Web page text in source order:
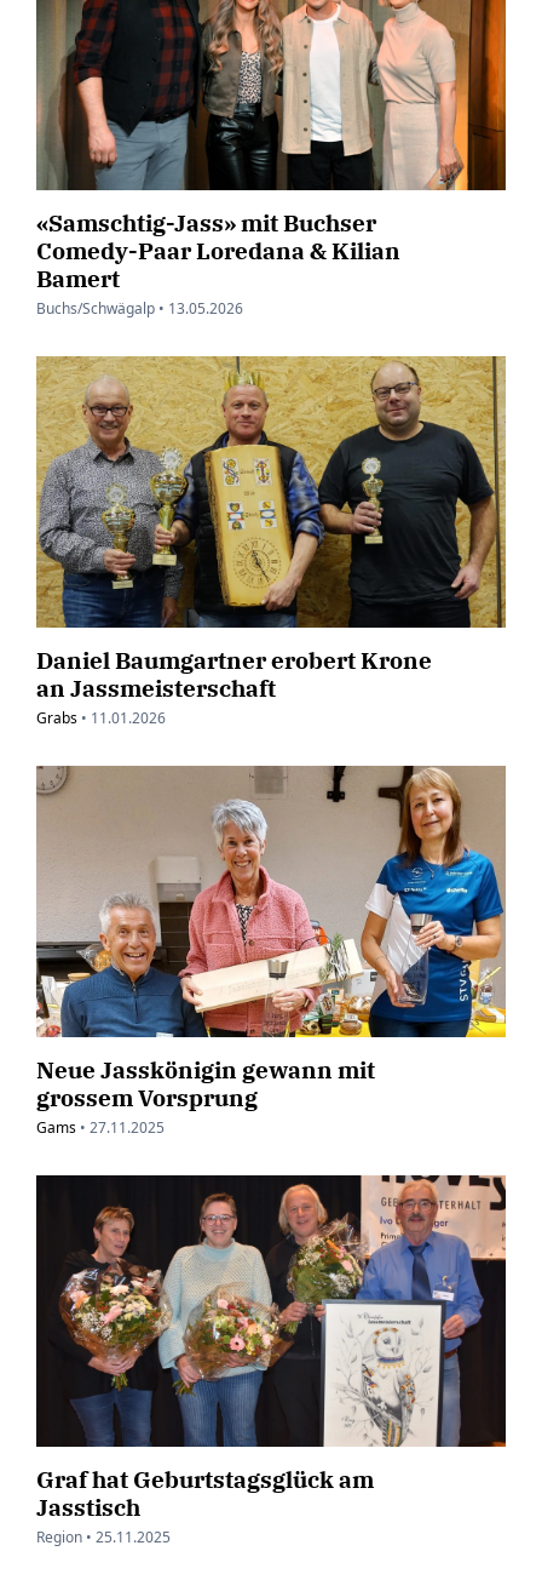
«Samschtig-Jass» mit Buchser
Comedy-Paar Loredana & Kilian
Bamert
Buchs/Schwägalp • 13.05.2026
Daniel Baumgartner erobert Krone
an Jassmeisterschaft
Grabs • 11.01.2026
Neue Jasskönigin gewann mit
grossem Vorsprung
Gams • 27.11.2025
Graf hat Geburtstagsglück am
Jasstisch
Region • 25.11.2025